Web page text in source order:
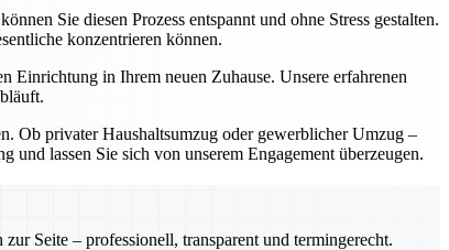
Sie diesen Prozess entspannt und ohne Stress gestalten.
konzentrieren können.
Einrichtung in Ihrem neuen Zuhause. Unsere erfahrenen
Ob privater Haushaltsumzug oder gewerblicher Umzug –
und lassen Sie sich von unserem Engagement überzeugen.
Seite – professionell, transparent und termingerecht.